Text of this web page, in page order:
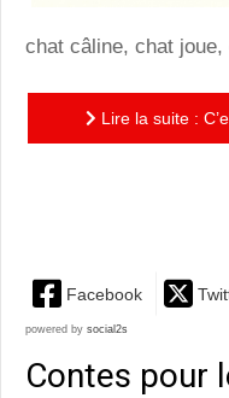
chat câline, chat
Lire la suite :
Facebook
powered by social2s
Contes pour